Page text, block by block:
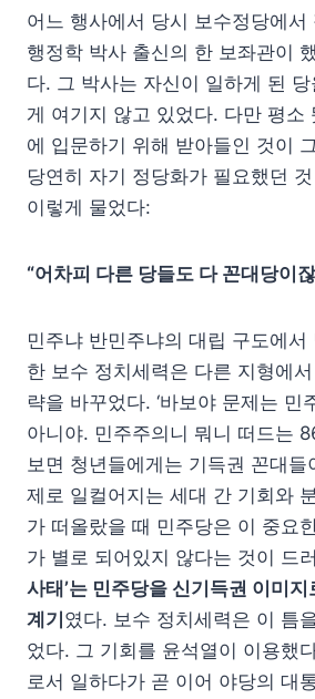
어느 행사에서 당시 보수정당에서
행정학 박사 출신의 한 보좌관이
다. 그 박사는 자신이 일하게 된
게 여기지 않고 있었다. 다만 평소
에 입문하기 위해 받아들인 것이
당연히 자기 정당화가 필요했던
이렇게 물었다:
“어차피 다른 당들도 다 꼰대당이
민주냐 반민주냐의 대립 구도에서
한 보수 정치세력은 다른 지형에
략을 바꾸었다. ‘바보야 문제는 민
아니야. 민주주의니 뭐니 떠드는
보면 청년들에게는 기득권 꼰대들
제로 일컬어지는 세대 간 기회와
가 떠올랐을 때 민주당은 이 중요
가 별로 되어있지 않다는 것이 드
사태’는 민주당을 신기득권 이미지
계기 였다. 보수 정치세력은 이 틈
었다. 그 기회를 윤석열이 이용했
로서 일하다가 곧 이어 야당의 대